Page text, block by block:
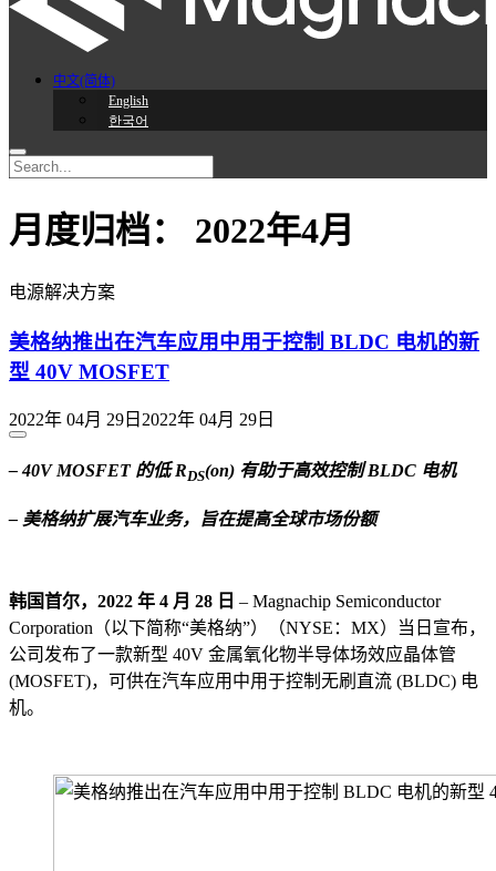
中文(简体)
English
한국어
月度归档： 2022年4月
电源解决方案
美格纳推出在汽车应用中用于控制 BLDC 电机的新
型 40V MOSFET
2022年 04月 29日 2022年 04月 29日
– 40V MOSFET 的低RDS(on) 有助于高效控制BLDC 电机
– 美格纳扩展汽车业务，旨在提高全球市场份额
韩国首尔，2022 年 4 月 28 日 – Magnachip Semiconductor
Corporation（以下简称“美格纳”）（NYSE：MX）当日宣布，
公司发布了一款新型 40V 金属氧化物半导体场效应晶体管
(MOSFET)，可供在汽车应用中用于控制无刷直流 (BLDC) 电
机。